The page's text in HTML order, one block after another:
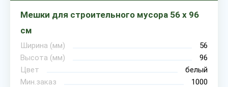
Мешки для строительного мусора 56 х 96
см
Ширина (мм)
56
Высота (мм)
96
Цвет
белый
Мин.заказ
1000